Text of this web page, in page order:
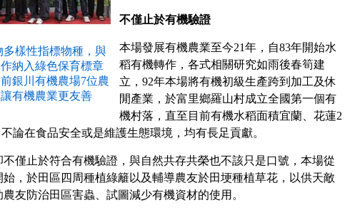
多樣性指標物種，與
納入綠色保育標章
銀川有機農場7位農
有機農業更友善
不僅止於有機驗證
本場發展有機農業至今21年，自83年開始水
稻有機轉作，各式相關研究如雨後春筍建
立，92年本場將有機初級生產跨到加工及休
閒產業，於富里鄉羅山村成立全國第一個有
機村落，直至目前有機水稻面積宜蘭、花蓮2
論在食品安全或是維護生態環境，均有長足貢獻。
僅止於符合有機驗證，與自然共存共榮也不該只是口號，本場從
，於田區四周種植綠籬以及輔導農友於田埂種植草花，以供天敵
友防治田區害蟲、試圖減少有機資材的使用。